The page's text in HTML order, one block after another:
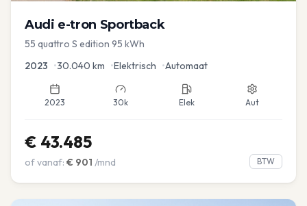
Audi e-tron Sportback
55 quattro S edition 95 kWh
2023 •30.040 km •Elektrisch •Automaat
2023 30k Elek Aut
€ 43.485
of vanaf: € 901 /mnd BTW